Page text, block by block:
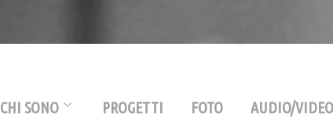
CHI SONO PROGETTI FOTO AUDIO/VIDEO